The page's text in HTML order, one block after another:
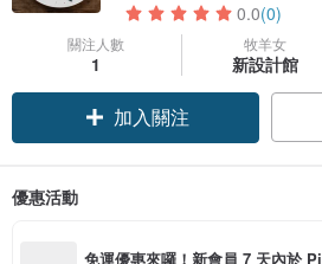
0.0(0)
關注人數
1
牧羊女
新設計館
加入關注
優惠活動
免運優惠來囉！新會員 7 天內於 Pi